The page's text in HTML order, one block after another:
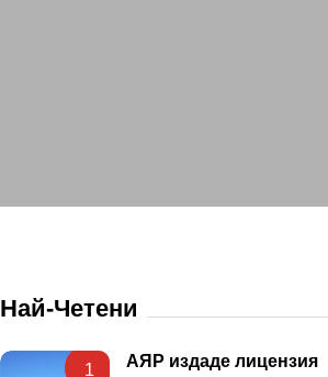
Най-Четени
1
АЯР издаде лицензия